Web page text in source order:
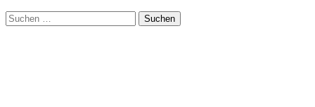
Suche
nach: